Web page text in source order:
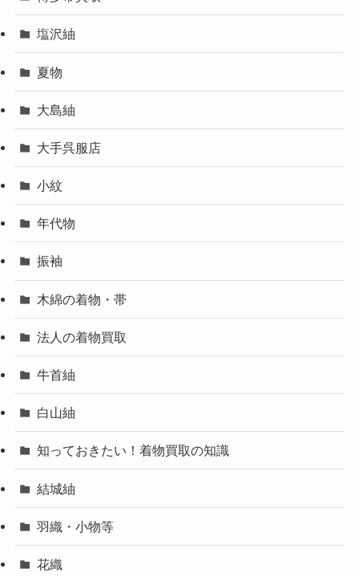
塩沢紬
夏物
大島紬
大手呉服店
小紋
年代物
振袖
木綿の着物・帯
法人の着物買取
牛首紬
白山紬
知っておきたい！着物買取の知識
結城紬
羽織・小物等
花織